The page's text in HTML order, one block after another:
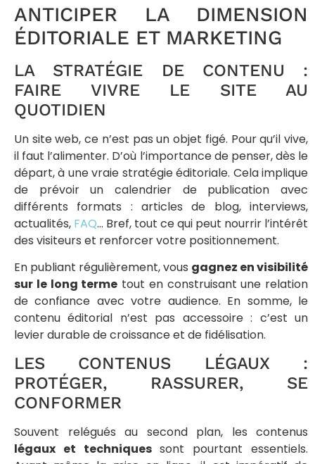
ANTICIPER LA DIMENSION
ÉDITORIALE ET MARKETING
LA STRATÉGIE DE CONTENU :
FAIRE VIVRE LE SITE AU
QUOTIDIEN
Un site web, ce n’est pas un objet figé. Pour qu’il vive,
il faut l’alimenter. D’où l’importance de penser, dès le
départ, à une vraie stratégie éditoriale. Cela implique
de prévoir un calendrier de publication avec
différents formats : articles de blog, interviews,
actualités, FAQ… Bref, tout ce qui peut nourrir l’intérêt
des visiteurs et renforcer votre positionnement.
En publiant régulièrement, vous gagnez en visibilité
sur le long terme tout en construisant une relation
de confiance avec votre audience. En somme, le
contenu éditorial n’est pas accessoire : c’est un
levier durable de croissance et de fidélisation.
LES CONTENUS LÉGAUX :
PROTÉGER, RASSURER, SE
CONFORMER
Souvent relégués au second plan, les contenus
légaux et techniquessont pourtant essentiels.